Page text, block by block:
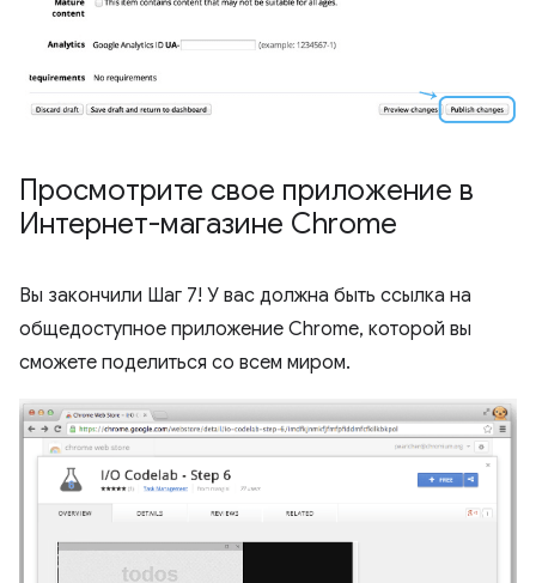
Просмотрите свое приложение в
Интернет-магазине Chrome
Вы закончили Шаг 7! У вас должна быть ссылка на
общедоступное приложение Chrome, которой вы
сможете поделиться со всем миром.